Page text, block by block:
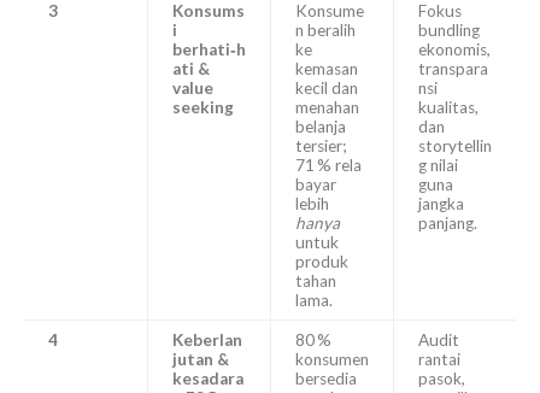
3
Konsums
i
berhati‑h
ati &
value
seeking
Konsume
n beralih
ke
kemasan
kecil dan
menahan
belanja
tersier;
71 % rela
bayar
lebih
hanya
untuk
produk
tahan
lama.
Fokus
bundling
ekonomis,
transpara
nsi
kualitas,
dan
storytellin
g nilai
guna
jangka
panjang.
4
Keberlan
jutan &
kesadara
80 %
konsumen
bersedia
Audit
rantai
pasok,